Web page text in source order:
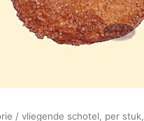
/ vliegende schotel, per